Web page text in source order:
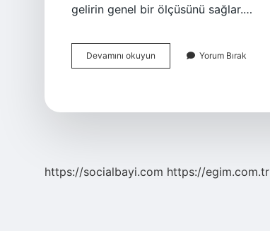
gelirin genel bir ölçüsünü sağlar.…
Devamını okuyun
Yüzde
Yorum Bırak
https://socialbayi.com https://egim.com.tr